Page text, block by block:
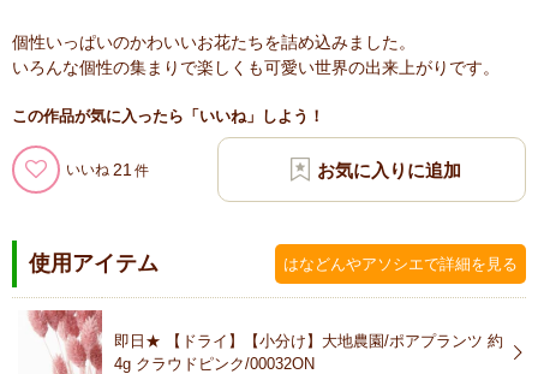
個性いっぱいのかわいいお花たちを詰め込みました。
いろんな個性の集まりで楽しくも可愛い世界の出来上がりです。
この作品が気に入ったら「いいね」しよう！
いいね 21
使用アイテム はなどんやアソシエで詳細を見る
即日★ 【ドライ】【小分け】大地農園/ポアプランツ 約
4g クラウドピンク/00032ON